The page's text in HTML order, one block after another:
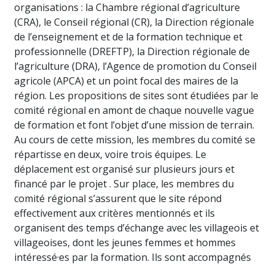
organisations : la Chambre régional d’agriculture
(CRA), le Conseil régional (CR), la Direction régionale
de l’enseignement et de la formation technique et
professionnelle (DREFTP), la Direction régionale de
l’agriculture (DRA), l’Agence de promotion du Conseil
agricole (APCA) et un point focal des maires de la
région. Les propositions de sites sont étudiées par le
comité régional en amont de chaque nouvelle vague
de formation et font l’objet d’une mission de terrain.
Au cours de cette mission, les membres du comité se
répartisse en deux, voire trois équipes. Le
déplacement est organisé sur plusieurs jours et
financé par le projet . Sur place, les membres du
comité régional s’assurent que le site répond
effectivement aux critères mentionnés et ils
organisent des temps d’échange avec les villageois et
villageoises, dont les jeunes femmes et hommes
intéressé·es par la formation. Ils sont accompagnés